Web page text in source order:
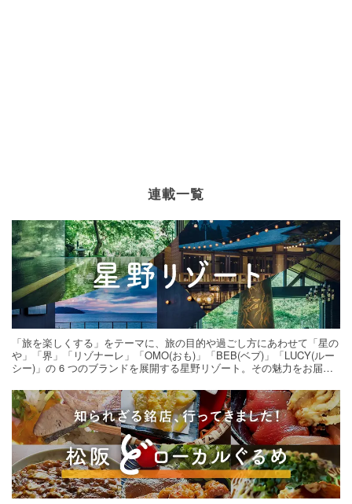
連載一覧
「旅を楽しくする」をテーマに、旅の目的や過ごし方にあわせて「星の
や」「界」「リゾナーレ」「OMO(おも)」「BEB(ベブ)」「LUCY(ルー
シー)」の 6 つのブランドを展開する星野リゾート。その魅力をお届け